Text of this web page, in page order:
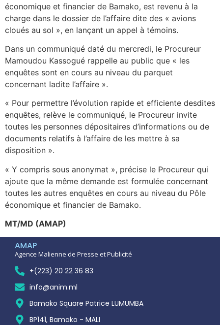
économique et financier de Bamako, est revenu à la
charge dans le dossier de l’affaire dite des « avions
cloués au sol », en lançant un appel à témoins.
Dans un communiqué daté du mercredi, le Procureur
Mamoudou Kassogué rappelle au public que « les
enquêtes sont en cours au niveau du parquet
concernant ladite l’affaire ».
« Pour permettre l’évolution rapide et efficiente desdites
enquêtes, relève le communiqué, le Procureur invite
toutes les personnes dépositaires d’informations ou de
documents relatifs à l’affaire de les mettre à sa
disposition ».
« Y compris sous anonymat », précise le Procureur qui
ajoute que la même demande est formulée concernant
toutes les autres enquêtes en cours au niveau du Pôle
économique et financier de Bamako.
MT/MD (AMAP)
AMAP
Agence Malienne de Presse et Publicité
+(223) 20 22 36 83
info@anim.ml
Bamako Square Patrice LUMUMBA
BP141, Bamako - MALI